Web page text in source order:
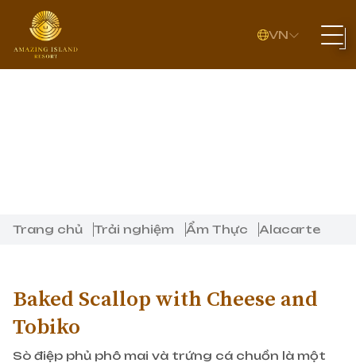
VN
Trang chủ Trải nghiệm Ẩm Thực Alacarte
Baked Scallop with Cheese and
Tobiko
Sò điệp phủ phô mai và trứng cá chuồn là một